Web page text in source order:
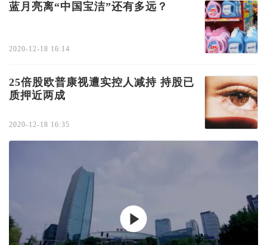
蓝月亮离“中国宝洁”还有多远？
2020-12-18 16:14
25倍股欧普康视遭实控人减持 持股已
质押近两成
2020-12-18 16:35